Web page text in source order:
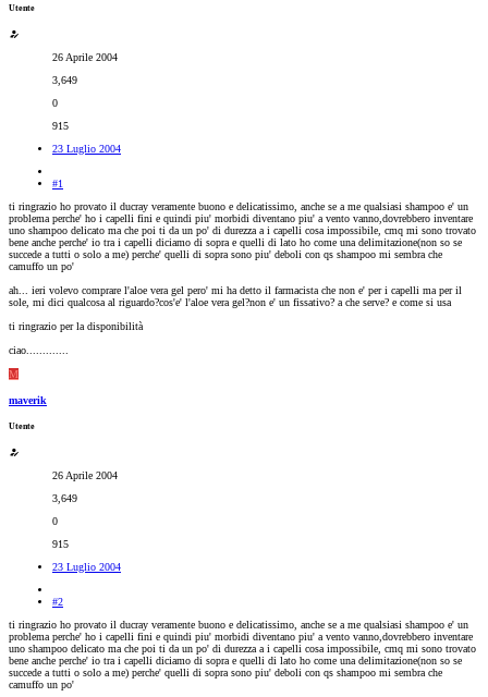
Utente
26 Aprile 2004
3,649
0
915
23 Luglio 2004
#1
ti ringrazio ho provato il ducray veramente buono e delicatissimo, anche se a me qualsiasi shampoo e' un
problema perche' ho i capelli fini e quindi piu' morbidi diventano piu' a vento vanno,dovrebbero inventare
uno shampoo delicato ma che poi ti da un po' di durezza a i capelli cosa impossibile, cmq mi sono trovato
bene anche perche' io tra i capelli diciamo di sopra e quelli di lato ho come una delimitazione(non so se
succede a tutti o solo a me) perche' quelli di sopra sono piu' deboli con qs shampoo mi sembra che
camuffo un po'
ah... ieri volevo comprare l'aloe vera gel pero' mi ha detto il farmacista che non e' per i capelli ma per il
sole, mi dici qualcosa al riguardo?cos'e' l'aloe vera gel?non e' un fissativo? a che serve? e come si usa
ti ringrazio per la disponibilità
ciao.............
M
maverik
Utente
26 Aprile 2004
3,649
0
915
23 Luglio 2004
#2
ti ringrazio ho provato il ducray veramente buono e delicatissimo, anche se a me qualsiasi shampoo e' un
problema perche' ho i capelli fini e quindi piu' morbidi diventano piu' a vento vanno,dovrebbero inventare
uno shampoo delicato ma che poi ti da un po' di durezza a i capelli cosa impossibile, cmq mi sono trovato
bene anche perche' io tra i capelli diciamo di sopra e quelli di lato ho come una delimitazione(non so se
succede a tutti o solo a me) perche' quelli di sopra sono piu' deboli con qs shampoo mi sembra che
camuffo un po'